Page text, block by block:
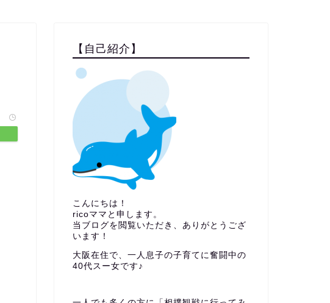
【自己紹介】
こんにちは！
ricoママと申します。
当ブログを閲覧いただき、ありがとうござ
います！
大阪在住で、一人息子の子育てに奮闘中の
40代スー女です♪